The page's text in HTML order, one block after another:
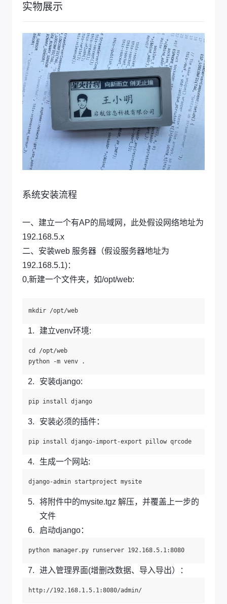
实物展示
系统安装流程
一、建立一个有AP的局域网，此处假设网络地址为
192.168.5.x
二、安装web 服务器（假设服务器地址为
192.168.5.1)：
0,新建一个文件夹，如/opt/web:
建立venv环境:
cd /opt/web
安装django:
安装必须的插件：
生成一个网站:
将附件中的mysite.tgz 解压，并覆盖上一步的
文件
启动django：
进入管理界面(增删改数据、导入导出）：